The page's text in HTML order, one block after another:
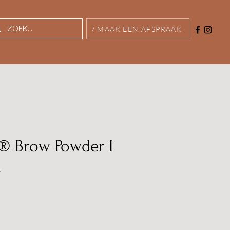
/ MAAK EEN AFSPRAAK
Brow Powder I